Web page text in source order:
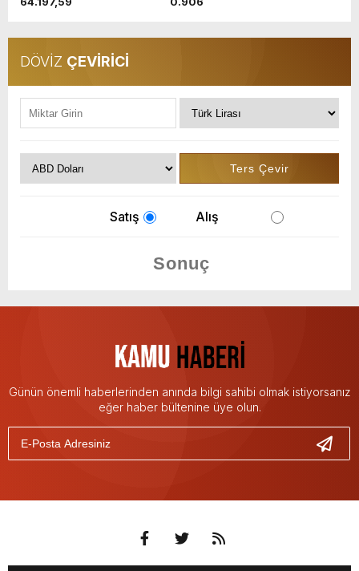
DÖVİZ ÇEVİRİCİ
Satış Alış
Günün önemli haberlerinden anında bilgi sahibi olmak istiyorsanız
eğer haber bültenine üye olun.